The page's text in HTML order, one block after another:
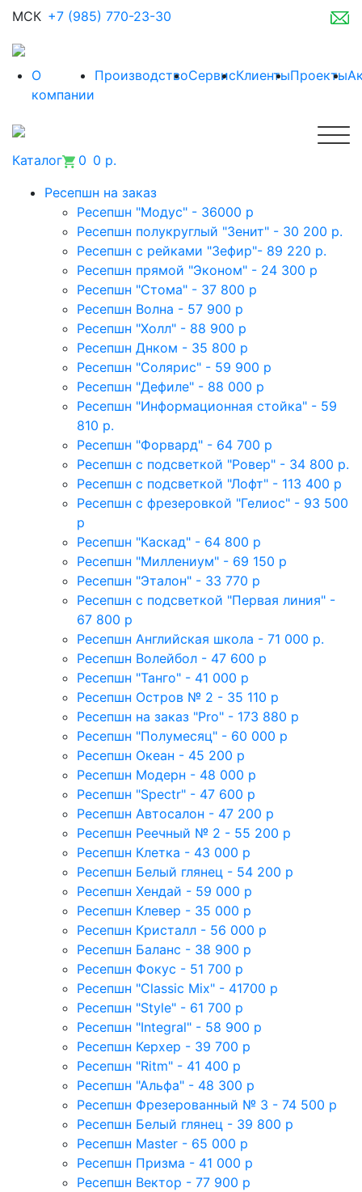
МСК +7 (985) 770-23-30
О
компании
ПроизводствоСервисКлиентыПроекты
Каталог 0 0 р.
Ресепшн на заказ
Ресепшн "Модус" - 36000 р
Ресепшн полукруглый "Зенит" - 30 200 р.
Ресепшн с рейками "Зефир"- 89 220 р.
Ресепшн прямой "Эконом" - 24 300 р
Ресепшн "Стома" - 37 800 р
Ресепшн Волна - 57 900 р
Ресепшн "Холл" - 88 900 р
Ресепшн Днком - 35 800 р
Ресепшн "Солярис" - 59 900 р
Ресепшн "Дефиле" - 88 000 р
Ресепшн "Информационная стойка" - 59
810 р.
Ресепшн "Форвард" - 64 700 р
Ресепшн с подсветкой "Ровер" - 34 800 р.
Ресепшн с подсветкой "Лофт" - 113 400 р
Ресепшн с фрезеровкой "Гелиос" - 93 500
р
Ресепшн "Каскад" - 64 800 р
Ресепшн "Миллениум" - 69 150 р
Ресепшн "Эталон" - 33 770 р
Ресепшн с подсветкой "Первая линия" -
67 800 р
Ресепшн Английская школа - 71 000 р.
Ресепшн Волейбол - 47 600 р
Ресепшн "Танго" - 41 000 р
Ресепшн Остров № 2 - 35 110 р
Ресепшн на заказ "Pro" - 173 880 р
Ресепшн "Полумесяц" - 60 000 р
Ресепшн Океан - 45 200 р
Ресепшн Модерн - 48 000 р
Ресепшн "Spectr" - 47 600 р
Ресепшн Автосалон - 47 200 р
Ресепшн Реечный № 2 - 55 200 р
Ресепшн Клетка - 43 000 р
Ресепшн Белый глянец - 54 200 р
Ресепшн Хендай - 59 000 р
Ресепшн Клевер - 35 000 р
Ресепшн Кристалл - 56 000 р
Ресепшн Баланс - 38 900 р
Ресепшн Фокус - 51 700 р
Ресепшн "Classic Mix" - 41700 р
Ресепшн "Style" - 61 700 р
Ресепшн "Integral" - 58 900 р
Ресепшн Керхер - 39 700 р
Ресепшн "Ritm" - 41 400 р
Ресепшн "Альфа" - 48 300 р
Ресепшн Фрезерованный № 3 - 74 500 р
Ресепшн Белый глянец - 39 800 р
Ресепшн Master - 65 000 р
Ресепшн Призма - 41 000 р
Ресепшн Вектор - 77 900 р